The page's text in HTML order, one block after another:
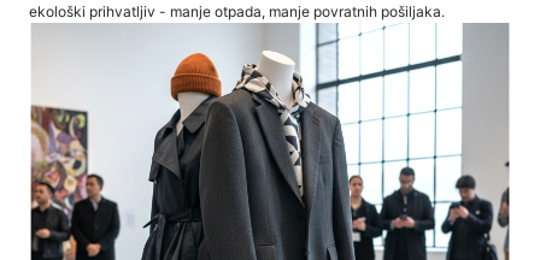
ekološki prihvatljiv - manje otpada, manje povratnih pošiljaka.